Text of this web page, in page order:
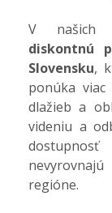
V našich
diskontnú
Slovensku,
ponúka
dlažieb a
videniu a
regióne.